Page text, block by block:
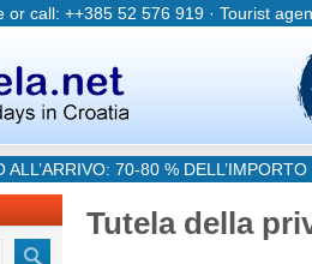
or call: ++385 52 576 919 · Tourist
ALL’ARRIVO: 70-80 % DELL’IMPORTO
Tutela della